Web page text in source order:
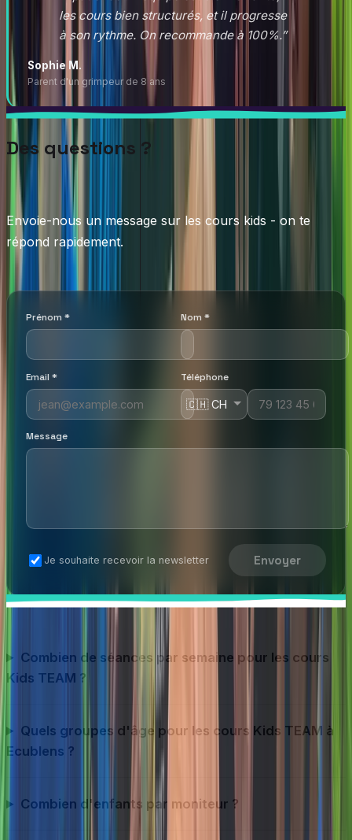
les cours bien structurés, et il progresse
à son rythme. On recommande à 100%.”
Sophie M.
Parent d'un grimpeur de 8 ans
Des questions ?
Envoie-nous un message sur les cours kids - on te
répond rapidement.
Prénom * Nom *
Email * Téléphone
Message
Je souhaite recevoir la newsletter Envoyer
Combien de séances par semaine pour les cours
Kids TEAM ?
Quels groupes d'âge pour les cours Kids TEAM à
Ecublens ?
Combien d'enfants par moniteur ?